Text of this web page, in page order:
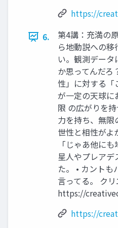
https://
6.
第4講：充満の
ら地動説への
い。観測デー
か思ってんだろ
性」に対する「
が一定の天球に
限 の広がりを
力を持ち、無
世性と相性がよ
「じゃあ他に
星人やプレア
た。 • カント
言ってる。 ク
https://
https://